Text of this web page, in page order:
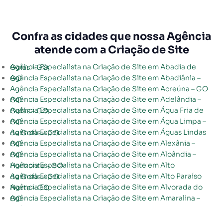
Confra as cidades que nossa Agência
atende com a Criação de Site
Agência Especialista na Criação de Site em Abadia de Goiás – GO
Agência Especialista na Criação de Site em Abadiânia – GO
Agência Especialista na Criação de Site em Acreúna – GO
Agência Especialista na Criação de Site em Adelândia – GO
Agência Especialista na Criação de Site em Água Fria de Goiás – GO
Agência Especialista na Criação de Site em Água Limpa – GO
Agência Especialista na Criação de Site em Águas Lindas de Goiás – GO
Agência Especialista na Criação de Site em Alexânia – GO
Agência Especialista na Criação de Site em Aloândia – GO
Agência Especialista na Criação de Site em Alto Horizonte – GO
Agência Especialista na Criação de Site em Alto Paraíso de Goiás – GO
Agência Especialista na Criação de Site em Alvorada do Norte – GO
Agência Especialista na Criação de Site em Amaralina – GO